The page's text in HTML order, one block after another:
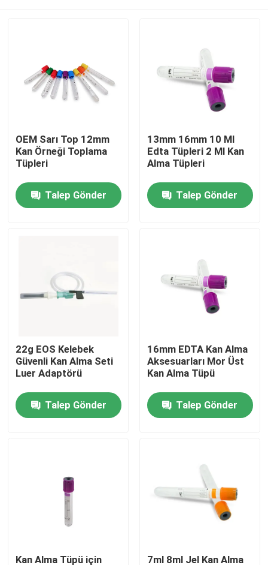
Hakkımızda
Kalite kontrol
Bize ulaşın
Tıbbi Silikon Kauçuk
Tıbbi Kauçuk Tıpa
Kauçuk Şırınga Pistonu
OEM Sarı Top 12mm
Kan Örneği Toplama
Tüpleri
Talep Gönder
13mm 16mm 10 Ml
Edta Tüpleri 2 Ml Kan
Alma Tüpleri
Talep Gönder
22g EOS Kelebek
Güvenli Kan Alma Seti
Luer Adaptörü
Talep Gönder
16mm EDTA Kan Alma
Aksesuarları Mor Üst
Kan Alma Tüpü
Talep Gönder
Kan Alma Tüpü için 7ml 8ml Jel Kan Alma